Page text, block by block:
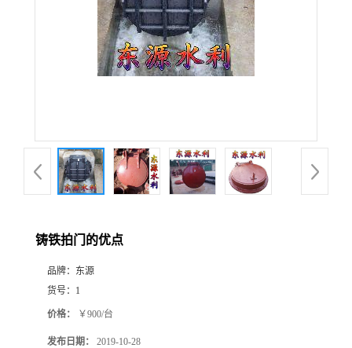
铸铁拍门的优点
品牌： 东源
货号： 1
价格： ￥900/台
发布日期： 2019-10-28